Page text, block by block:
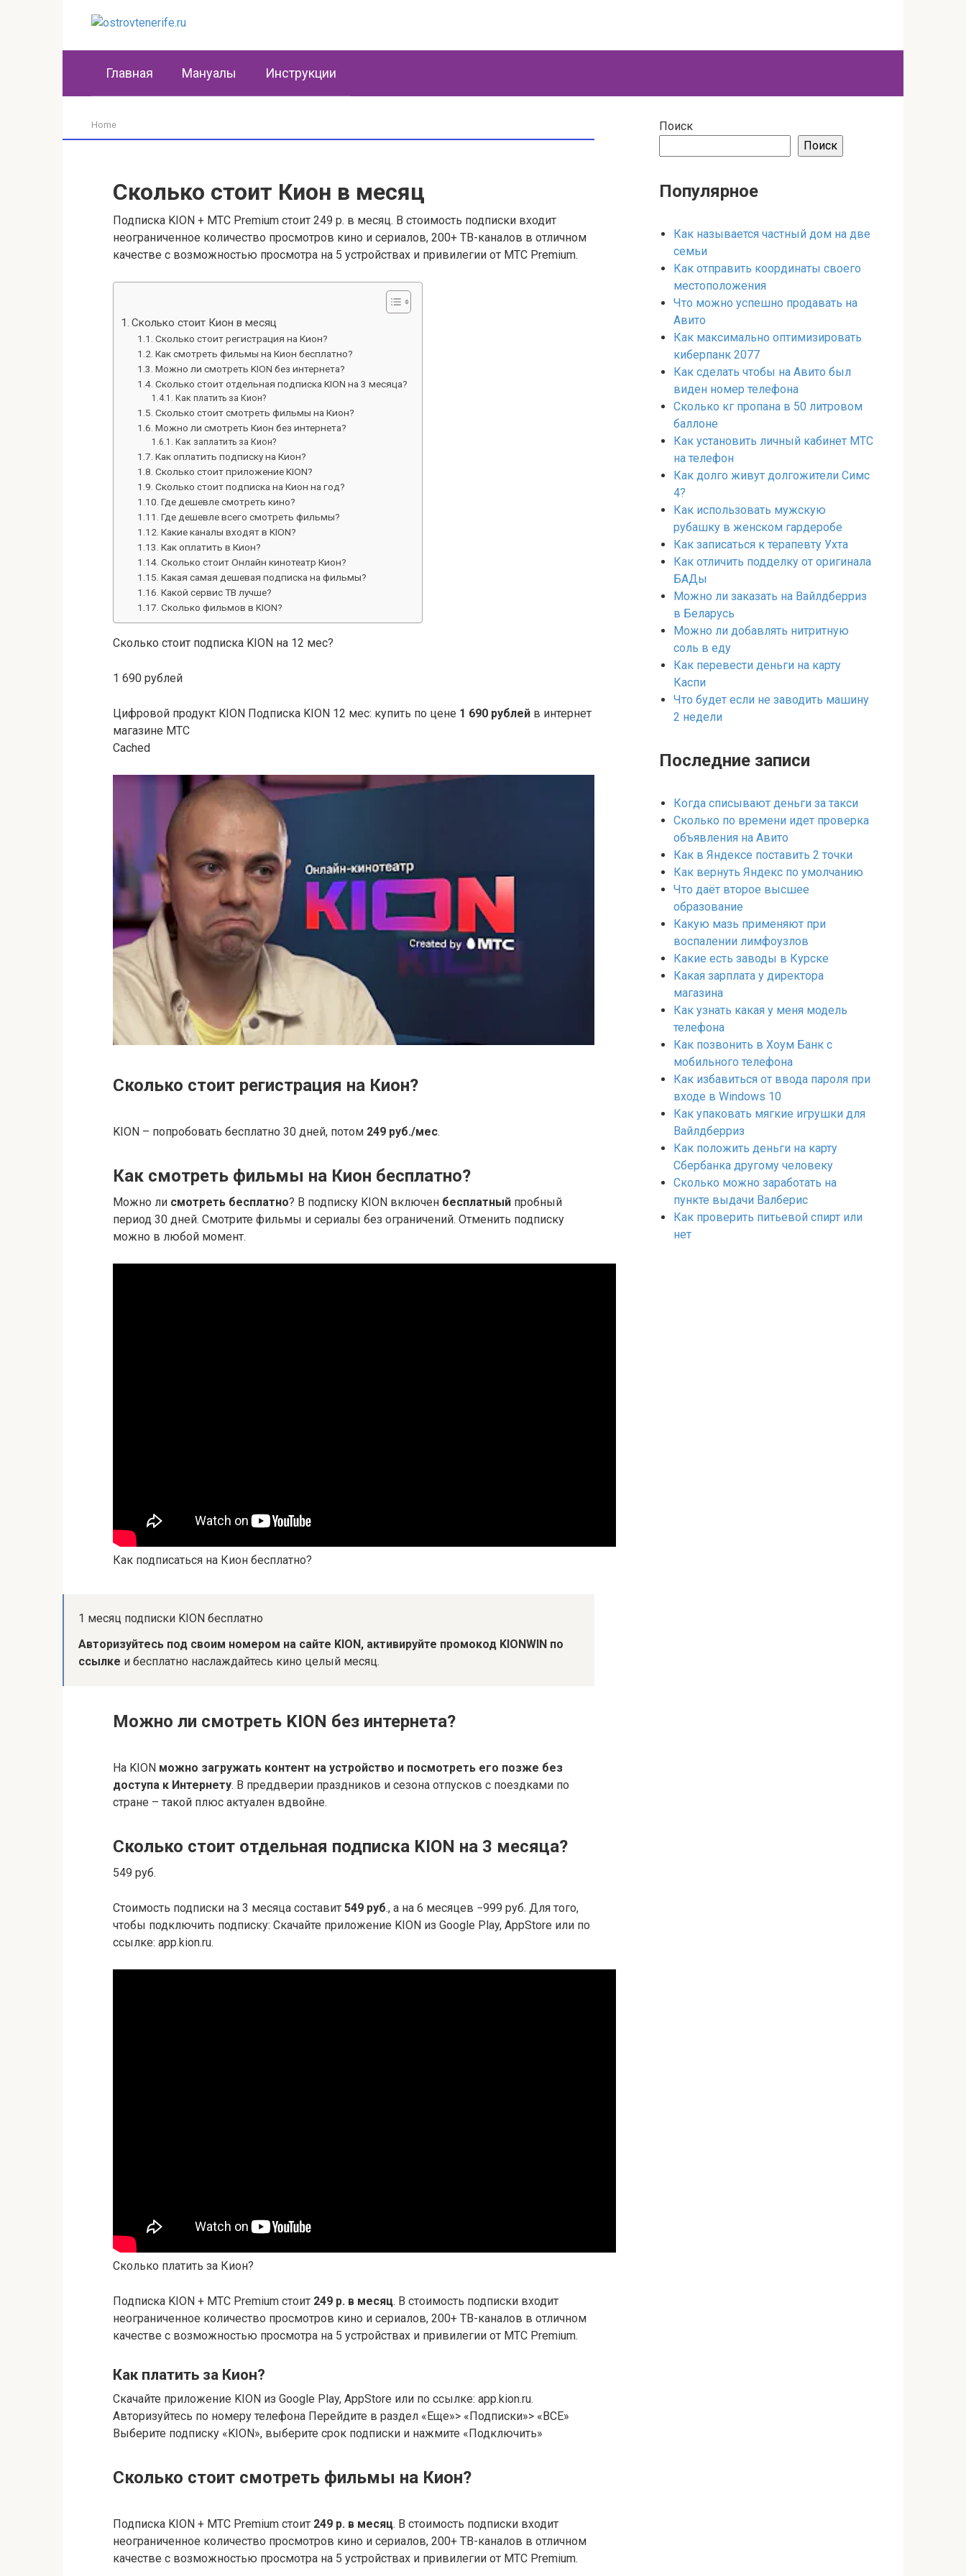
Главная Мануалы Инструкции
Home
Сколько стоит Кион в месяц
Подписка KION + МТС Premium стоит 249 р. в месяц. В стоимость подписки входит
неограниченное количество просмотров кино и сериалов, 200+ ТВ-каналов в отличном
качестве c возможностью просмотра на 5 устройствах и привилегии от МТС Premium.
Сколько стоит Кион в месяц
Сколько стоит регистрация на Кион?
Как смотреть фильмы на Кион бесплатно?
Можно ли смотреть KION без интернета?
Сколько стоит отдельная подписка KION на 3 месяца?
Как платить за Кион?
Сколько стоит смотреть фильмы на Кион?
Можно ли смотреть Кион без интернета?
Как заплатить за Кион?
Как оплатить подписку на Кион?
Сколько стоит приложение KION?
Сколько стоит подписка на Кион на год?
Где дешевле смотреть кино?
Где дешевле всего смотреть фильмы?
Какие каналы входят в KION?
Как оплатить в Кион?
Сколько стоит Онлайн кинотеатр Кион?
Какая самая дешевая подписка на фильмы?
Какой сервис ТВ лучше?
Сколько фильмов в KION?
Сколько стоит подписка KION на 12 мес?
1 690 рублей
Цифровой продукт KION Подписка KION 12 мес: купить по цене 1 690 рублей в интернет
магазине МТС
Cached
Сколько стоит регистрация на Кион?
KION – попробовать бесплатно 30 дней, потом 249 руб./мес.
Как смотреть фильмы на Кион бесплатно?
Можно ли смотреть бесплатно? В подписку KION включен бесплатный пробный
период 30 дней. Смотрите фильмы и сериалы без ограничений. Отменить подписку
можно в любой момент.
Как подписаться на Кион бесплатно?
1 месяц подписки KION бесплатно
Авторизуйтесь под своим номером на сайте KION, активируйте промокод KIONWIN по
ссылке и бесплатно наслаждайтесь кино целый месяц.
Можно ли смотреть KION без интернета?
На KION можно загружать контент на устройство и посмотреть его позже без
доступа к Интернету. В преддверии праздников и сезона отпусков с поездками по
стране – такой плюс актуален вдвойне.
Сколько стоит отдельная подписка KION на 3 месяца?
549 руб.
Стоимость подписки на 3 месяца составит 549 руб., а на 6 месяцев −999 руб. Для того,
чтобы подключить подписку: Скачайте приложение KION из Google Play, AppStore или по
ссылке: app.kion.ru.
Сколько платить за Кион?
Подписка KION + МТС Premium стоит 249 р. в месяц. В стоимость подписки входит
неограниченное количество просмотров кино и сериалов, 200+ ТВ-каналов в отличном
качестве c возможностью просмотра на 5 устройствах и привилегии от МТС Premium.
Как платить за Кион?
Скачайте приложение KION из Google Play, AppStore или по ссылке: app.kion.ru.
Авторизуйтесь по номеру телефона Перейдите в раздел «Еще»> «Подписки»> «ВСЕ»
Выберите подписку «KION», выберите срок подписки и нажмите «Подключить»
Сколько стоит смотреть фильмы на Кион?
Подписка KION + МТС Premium стоит 249 р. в месяц. В стоимость подписки входит
неограниченное количество просмотров кино и сериалов, 200+ ТВ-каналов в отличном
качестве c возможностью просмотра на 5 устройствах и привилегии от МТС Premium.
Поиск
Поиск
Популярное
Как называется частный дом на две
семьи
Как отправить координаты своего
местоположения
Что можно успешно продавать на
Авито
Как максимально оптимизировать
киберпанк 2077
Как сделать чтобы на Авито был
виден номер телефона
Сколько кг пропана в 50 литровом
баллоне
Как установить личный кабинет МТС
на телефон
Как долго живут долгожители Симс
4?
Как использовать мужскую
рубашку в женском гардеробе
Как записаться к терапевту Ухта
Как отличить подделку от оригинала
БАДы
Можно ли заказать на Вайлдберриз
в Беларусь
Можно ли добавлять нитритную
соль в еду
Как перевести деньги на карту
Каспи
Что будет если не заводить машину
2 недели
Последние записи
Когда списывают деньги за такси
Сколько по времени идет проверка
объявления на Авито
Как в Яндексе поставить 2 точки
Как вернуть Яндекс по умолчанию
Что даёт второе высшее
образование
Какую мазь применяют при
воспалении лимфоузлов
Какие есть заводы в Курске
Какая зарплата у директора
магазина
Как узнать какая у меня модель
телефона
Как позвонить в Хоум Банк с
мобильного телефона
Как избавиться от ввода пароля при
входе в Windows 10
Как упаковать мягкие игрушки для
Вайлдберриз
Как положить деньги на карту
Сбербанка другому человеку
Сколько можно заработать на
пункте выдачи Валберис
Как проверить питьевой спирт или
нет